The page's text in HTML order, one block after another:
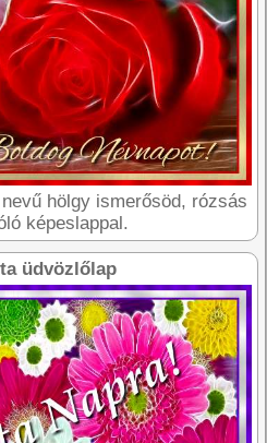
hölgy ismerősöd, rózsás
képeslappal.
üdvözlőlap